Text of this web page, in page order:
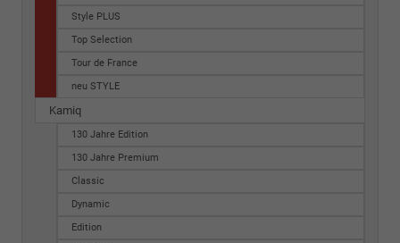
Style PLUS
Top Selection
Tour de France
neu STYLE
Kamiq
130 Jahre Edition
130 Jahre Premium
Classic
Dynamic
Edition